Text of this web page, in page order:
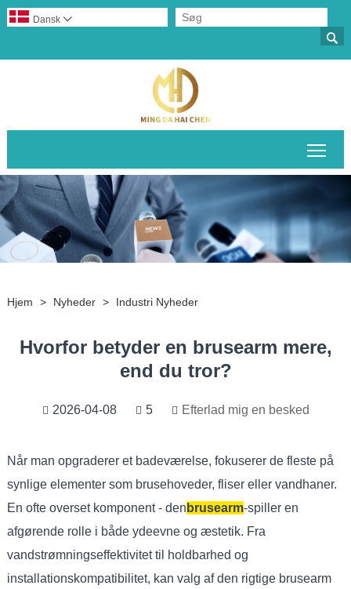

Dansk 
Hjem > Nyheder > Industri Nyheder
Hvorfor betyder en brusearm mere,
end du tror?
2026-04-08 5 Efterlad mig en besked
Når man opgraderer et badeværelse, fokuserer de fleste på
synlige elementer som brusehoveder, fliser eller vandhaner.
En ofte overset komponent - den brusearm-spiller en
afgørende rolle i både ydeevne og æstetik. Fra
vandstrømningseffektivitet til holdbarhed og
installationskompatibilitet, kan valg af den rigtige brusearm